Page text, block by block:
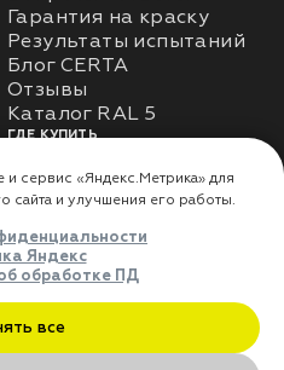
Гарантия на краску
Результаты испытаний
Блог CERTA
Отзывы
Каталог RAL 5
ГДЕ КУПИТЬ
Доставка
Где купить